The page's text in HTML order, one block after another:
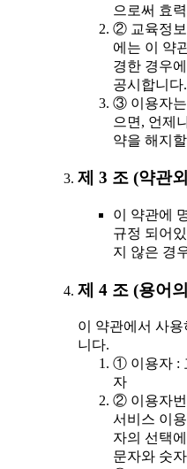
으로써 효
② 교육정보
에는 이 약
경한 경우
공시합니다.
③ 이용자는
으면, 언제
약을 해지
제 3 조 (약관
이 약관에
규정 되어
지 않은 경
제 4 조 (용어
이 약관에서 사
니다.
① 이용자 :
자
② 이용자번
서비스 이
자의 선택
문자와 숫